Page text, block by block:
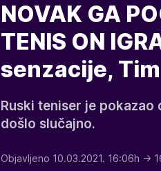
NOVAK GA
TENIS ON
senzacije,
Ruski teniser je
došlo slučajno.
Objavljeno 10.03.2021. 16:06h →